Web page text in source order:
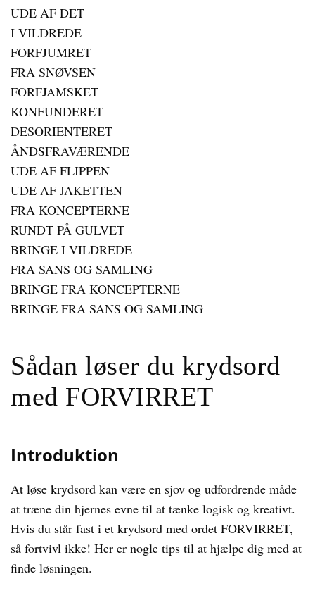
UDE AF DET
I VILDREDE
FORFJUMRET
FRA SNØVSEN
FORFJAMSKET
KONFUNDERET
DESORIENTERET
ÅNDSFRAVÆRENDE
UDE AF FLIPPEN
UDE AF JAKETTEN
FRA KONCEPTERNE
RUNDT PÅ GULVET
BRINGE I VILDREDE
FRA SANS OG SAMLING
BRINGE FRA KONCEPTERNE
BRINGE FRA SANS OG SAMLING
Sådan løser du krydsord
med FORVIRRET
Introduktion
At løse krydsord kan være en sjov og udfordrende måde
at træne din hjernes evne til at tænke logisk og kreativt.
Hvis du står fast i et krydsord med ordet FORVIRRET,
så fortvivl ikke! Her er nogle tips til at hjælpe dig med at
finde løsningen.